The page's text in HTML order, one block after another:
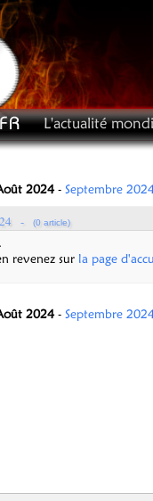
L'actualité
2024- Septembre
- (0 article)
revenez sur la page
2024- Septembre